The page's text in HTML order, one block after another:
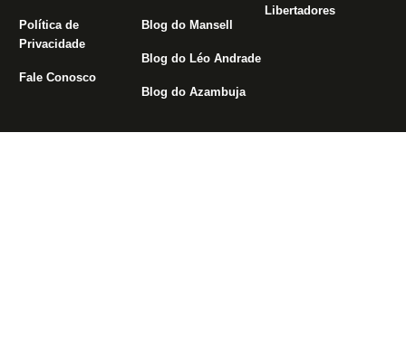
Política de
Privacidade
Fale Conosco
Blog do Mansell
Blog do Léo Andrade
Blog do Azambuja
Libertadores